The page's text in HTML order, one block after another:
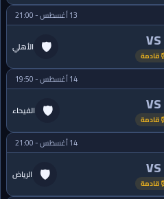
13 أغسطس - 21:00
VS
قادمة
الأهلي 🛡
14 أغسطس - 19:50
VS
قادمة
الفيحاء 🛡
14 أغسطس - 21:00
VS
قادمة
الرياض 🛡